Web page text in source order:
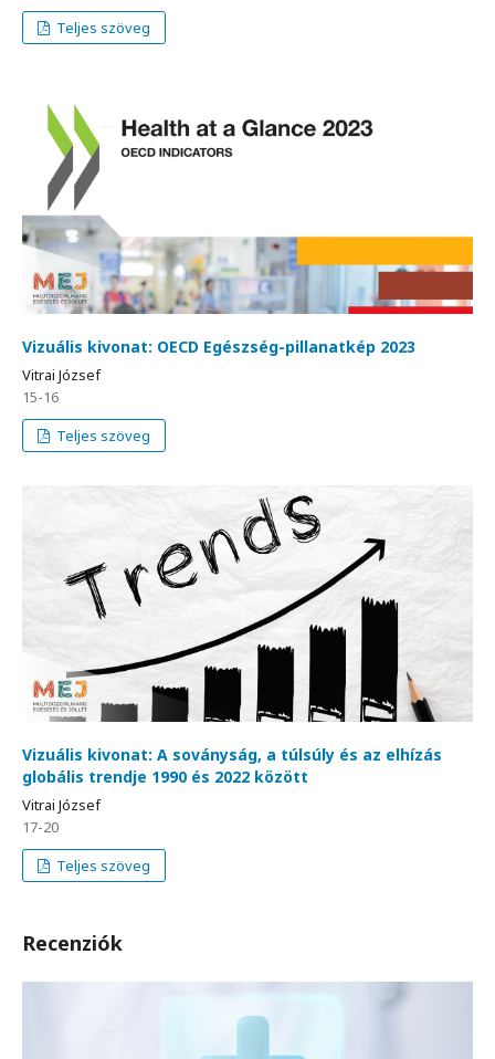
Teljes szöveg
Vizuális kivonat: OECD Egészség-pillanatkép 2023
Vitrai József
15-16
Teljes szöveg
Vizuális kivonat: A soványság, a túlsúly és az elhízás
globális trendje 1990 és 2022 között
Vitrai József
17-20
Teljes szöveg
Recenziók